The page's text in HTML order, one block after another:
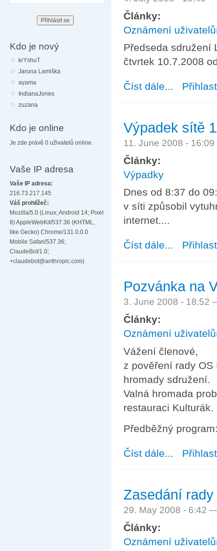
Kdo je nový
krYshuT
Jaruna Lamiška
ayama
IndianaJones
zuzana
Kdo je online
Je zde právě 0 uživatelů online.
Vaše IP adresa
Vaše IP adresa:
216.73.217.145
Váš prohlížeč:
Mozilla/5.0 (Linux; Android 14; Pixel
8) AppleWebKit/537.36 (KHTML,
like Gecko) Chrome/131.0.0.0
Mobile Safari/537.36;
ClaudeBot/1.0;
+claudebot@anthropic.com)
Články:
Oznámení
Předseda sdružení
čtvrtek 10.7.2008
Číst dále... about
Výpadek sítě
11. June 2008 -
Články:
Výpadky
Dnes od 8:37 do
v síti způsobil
internet....
Číst dále... about Výpadek
Pozvánka na
3. June 2008 - 18:52
Články:
Oznámení
Vážení členové,
z pověření rady
hromady sdružení.
Valná hromada
restauraci Kulturák.
Předběžný
Číst dále... about
Zasedání
29. May 2008 - 6:42
Články:
Oznámení